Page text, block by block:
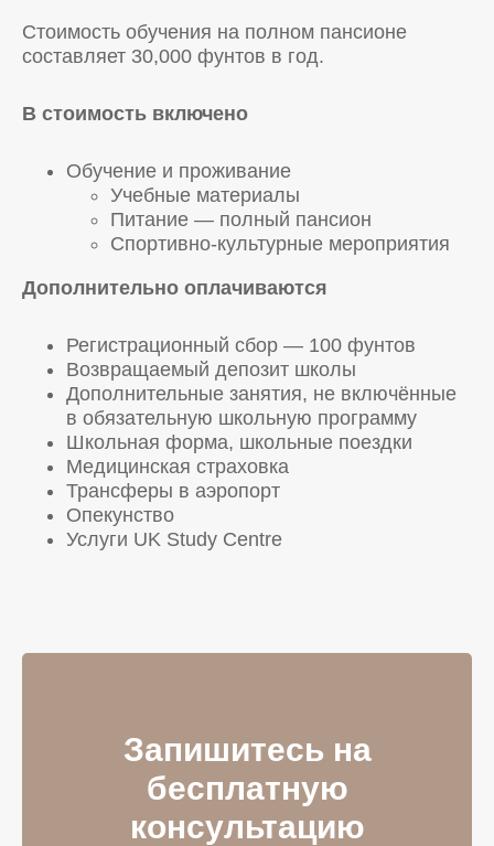
Стоимость обучения на полном пансионе
составляет 30,000 фунтов в год.
В стоимость включено
Обучение и проживание
Учебные материалы
Питание — полный пансион
Спортивно-культурные мероприятия
Дополнительно оплачиваются
Регистрационный сбор — 100 фунтов
Возвращаемый депозит школы
Дополнительные занятия, не включённые
в обязательную школьную программу
Школьная форма, школьные поездки
Медицинская страховка
Трансферы в аэропорт
Опекунство
Услуги UK Study Centre
Запишитесь на
бесплатную
консультацию